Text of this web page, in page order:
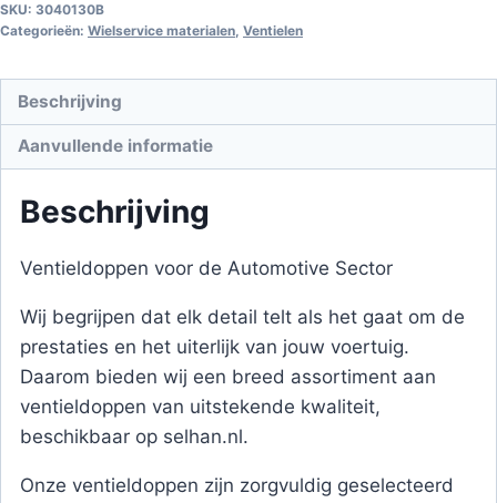
SKU: 3040130B
Categorieën: Wielservice materialen, Ventielen
Beschrijving
Aanvullende informatie
Beschrijving
Ventieldoppen voor de Automotive Sector
Wij begrijpen dat elk detail telt als het gaat om de
prestaties en het uiterlijk van jouw voertuig.
Daarom bieden wij een breed assortiment aan
ventieldoppen van uitstekende kwaliteit,
beschikbaar op selhan.nl.
Onze ventieldoppen zijn zorgvuldig geselecteerd